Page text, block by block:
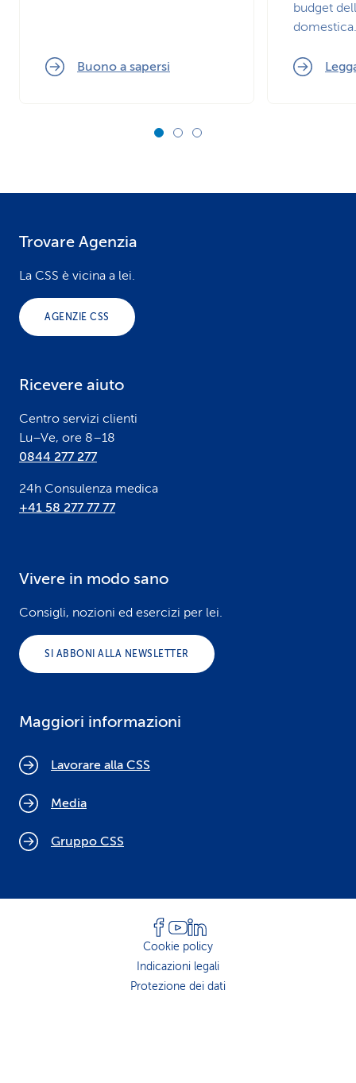
Buono a sapersi
budget
domestica.
Trovare Agenzia
La CSS è vicina a lei.
AGENZIE CSS
Ricevere aiuto
Centro servizi clienti
Lu–Ve, ore 8–18
0844 277 277
24h Consulenza medica
+41 58 277 77 77
Vivere in modo sano
Consigli, nozioni ed esercizi per lei.
SI ABBONI ALLA NEWSLETTER
Maggiori informazioni
Lavorare alla CSS
Media
Gruppo CSS
Cookie policy
Indicazioni legali
Protezione dei dati